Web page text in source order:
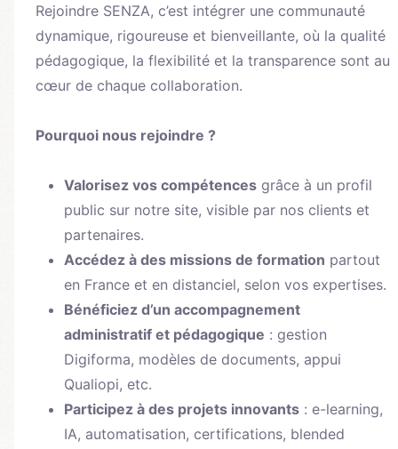
Rejoindre SENZA, c’est intégrer une communauté
dynamique, rigoureuse et bienveillante, où la qualité
pédagogique, la flexibilité et la transparence sont au
cœur de chaque collaboration.
Pourquoi nous rejoindre ?
Valorisez vos compétences grâce à un profil
public sur notre site, visible par nos clients et
partenaires.
Accédez à des missions de formation partout
en France et en distanciel, selon vos expertises.
Bénéficiez d’un accompagnement
administratif et pédagogique : gestion
Digiforma, modèles de documents, appui
Qualiopi, etc.
Participez à des projets innovants : e-learning,
IA, automatisation, certifications, blended